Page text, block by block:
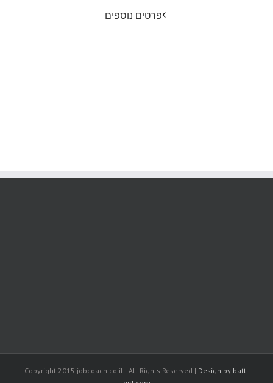
פרטים נוספים
Copyright 2015 jobcoach.co.il | All Rights Reserved | Design by batt-